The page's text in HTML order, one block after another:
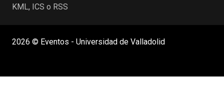
KML, ICS o RSS
2026 © Eventos - Universidad de Valladolid